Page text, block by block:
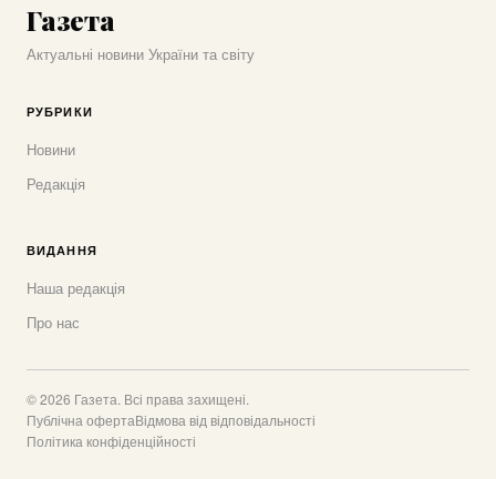
Газета
Актуальні новини України та світу
РУБРИКИ
Новини
Редакція
ВИДАННЯ
Наша редакція
Про нас
© 2026 Газета. Всі права захищені.
Публічна офертаВідмова від відповідальності
Політика конфіденційності